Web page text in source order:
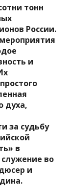
тонн
России.
и
духа,
за судьбу
в
во
и